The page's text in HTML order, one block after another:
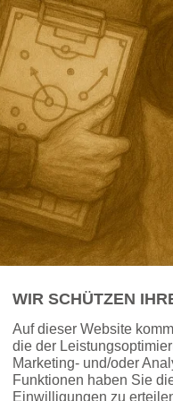
Selbsterkenntnis
erwartete.Ein neuer
laut – aber